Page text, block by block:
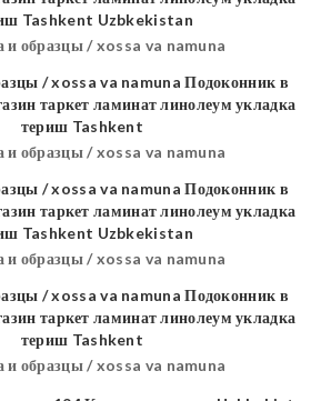
и образцы / xossa va namuna
и образцы / xossa va namuna
и образцы / xossa va namuna
и образцы / xossa va namuna